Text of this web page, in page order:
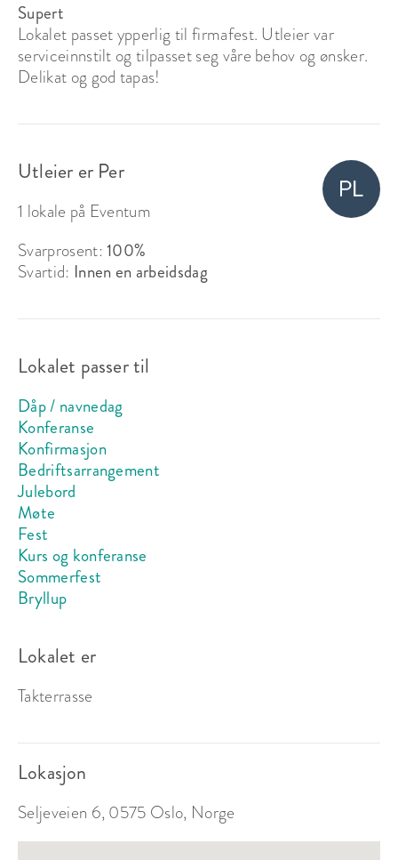
Supert
Lokalet passet ypperlig til firmafest. Utleier var
serviceinnstilt og tilpasset seg våre behov og ønsker.
Delikat og god tapas!
Utleier er Per
1 lokale på Eventum
Svarprosent:100%
Svartid: Innen en arbeidsdag
Lokalet passer til
Dåp / navnedag
Konferanse
Konfirmasjon
Bedriftsarrangement
Julebord
Møte
Fest
Kurs og konferanse
Sommerfest
Bryllup
Lokalet er
Takterrasse
Lokasjon
Seljeveien 6, 0575 Oslo, Norge